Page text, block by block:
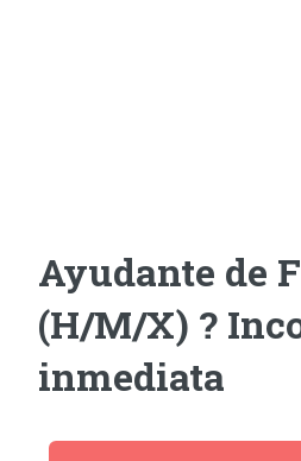
Ayudante de
(H/M/X) ?
inmediata